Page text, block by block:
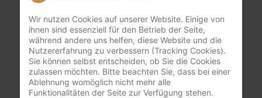
Wir nutzen Cookies auf unserer Website. Einige von
ihnen sind essenziell für den Betrieb der Seite,
während andere uns helfen, diese Website und die
Nutzererfahrung zu verbessern (Tracking Cookies).
Sie können selbst entscheiden, ob Sie die Cookies
zulassen möchten. Bitte beachten Sie, dass bei einer
Ablehnung womöglich nicht mehr alle
Funktionalitäten der Seite zur Verfügung stehen.